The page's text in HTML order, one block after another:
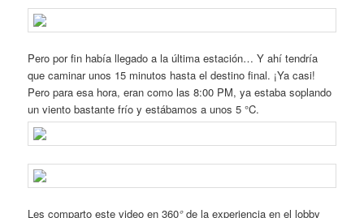
Pero por fin había llegado a la última estación… Y ahí tendría
que caminar unos 15 minutos hasta el destino final. ¡Ya casi!
Pero para esa hora, eran como las 8:00 PM, ya estaba soplando
un viento bastante frío y estábamos a unos 5 °C.
Les comparto este video en 360°de la experiencia en el lobby